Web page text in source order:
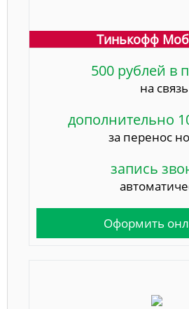
Тинькофф
500 рублей в
на связь
дополнительно
за перенос
запись
Оформить